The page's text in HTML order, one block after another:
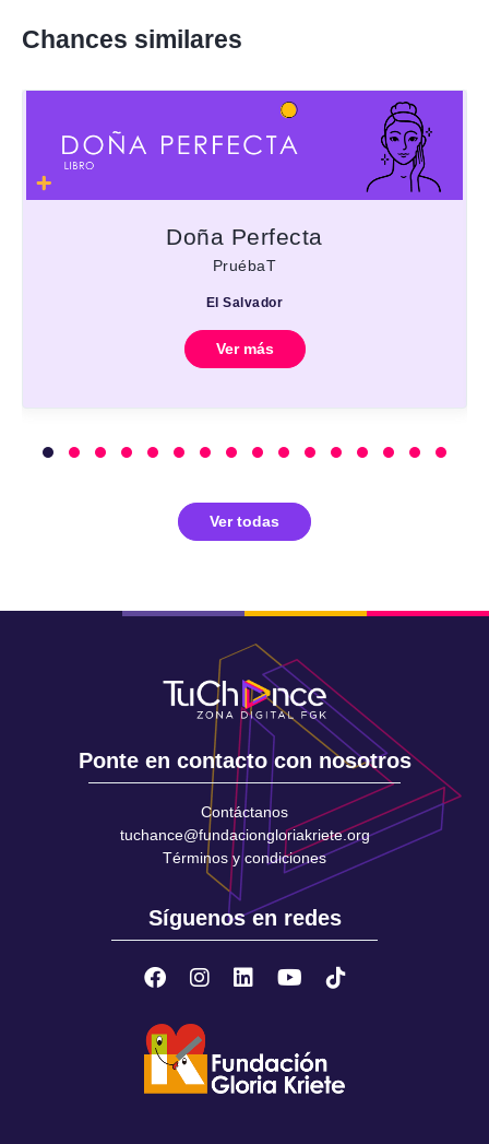
Chances similares
Doña Perfecta
PruébaT
El Salvador
Ver más
Ver todas
Ponte en contacto con nosotros
Contáctanos
tuchance@fundaciongloriakriete.org
Términos y condiciones
Síguenos en redes